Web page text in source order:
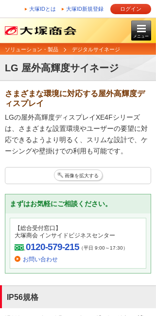
大塚IDとは 大塚ID新規登録 ログイン
メニュー
ソリューション・製品 デジタルサイネージ
LG 屋外高輝度サイネージ
さまざまな環境に対応する屋外高輝度デ
ィスプレイ
LGの屋外高輝度ディスプレイXE4Fシリーズ
は、さまざまな設置環境やユーザーの要望に対
応できるようより明るく、スリムな設計で、ケ
ーシングや壁掛けでの利用も可能です。
画像を拡大する
まずはお気軽にご相談ください。
【総合受付窓口】
大塚商会 インサイドビジネスセンター
0120-579-215（平日 9:00～17:30）
お問い合わせ
IP56規格